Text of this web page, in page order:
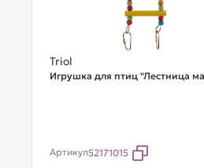
Triol
Игрушка для птиц "Лестница
Артикул52171015